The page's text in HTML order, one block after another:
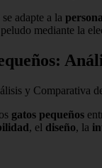
adapte a la
mediante la
y Comparativa
gatos pequeños
, el diseño, la